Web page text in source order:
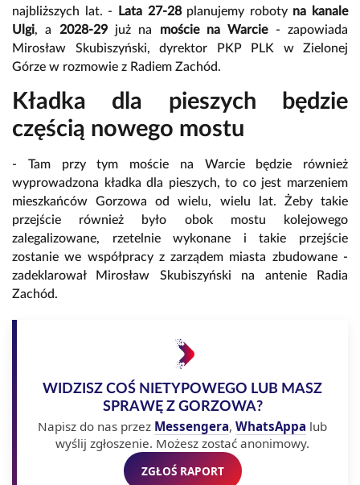
najbliższych lat. -
Lata 27-28planujemy roboty na kanale
Ulgi, a 2028-29już na moście na Warcie- zapowiada
Mirosław Skubiszyński, dyrektor PKP PLK w Zielonej
Górze w rozmowie z Radiem Zachód.
Kładka dla pieszych będzie
częścią nowego mostu
- Tam przy tym moście na Warcie będzie również
wyprowadzona kładka dla pieszych, to co jest marzeniem
mieszkańców Gorzowa od wielu, wielu lat. Żeby takie
przejście również było obok mostu kolejowego
zalegalizowane, rzetelnie wykonane i takie przejście
zostanie we współpracy z zarządem miasta zbudowane -
zadeklarował Mirosław Skubiszyński na antenie Radia
Zachód.
WIDZISZ COŚ NIETYPOWEGO LUB MASZ
SPRAWĘ Z GORZOWA?
Napisz do nas przez Messengera, WhatsAppa lub
wyślij zgłoszenie. Możesz zostać anonimowy.
ZGŁOŚ RAPORT